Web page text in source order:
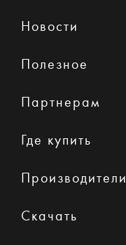
Новости
Полезное
Партнерам
Где купить
Производители
Скачать